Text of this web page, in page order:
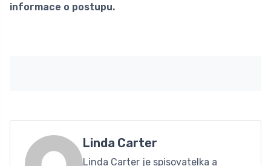
informace o postupu.
Linda Carter
Linda Carter je spisovatelka a